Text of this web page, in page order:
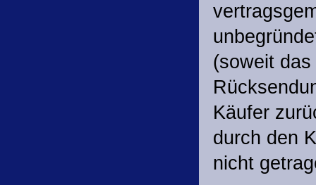
(soweit
Käufer
durch den
nicht